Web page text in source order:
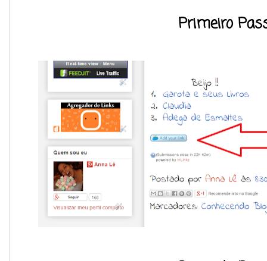
Primeiro